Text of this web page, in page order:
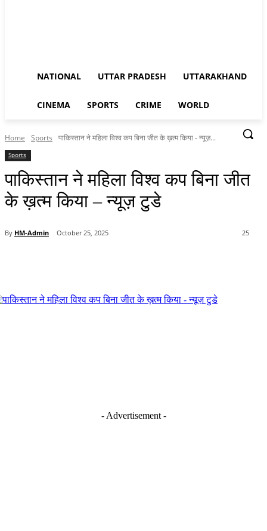
NATIONAL UTTAR PRADESH UTTARAKHAND
CINEMA SPORTS CRIME WORLD
Home Sports पाकिस्तान ने महिला विश्व कप बिना जीत के ख़त्म किया - न्यूज़...
Sports
पाकिस्तान ने महिला विश्व कप बिना जीत
के ख़त्म किया – न्यूज़ टुडे
By HM-Admin October 25, 2025 25
- Advertisement -